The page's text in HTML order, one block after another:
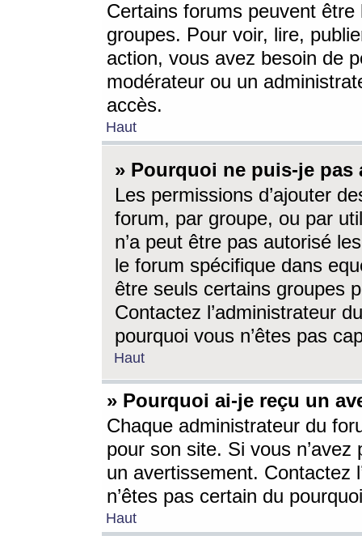
Certains forums peuvent être
groupes. Pour voir, lire,
action, vous avez besoin de
modérateur ou un
accès.
Haut
» Pourquoi ne puis-je
Les permissions d’ajouter
forum, par groupe, ou par
n’a peut être pas autorisé
le forum spécifique dans
être seuls certains groupes
Contactez l’administrateur
pourquoi vous n’êtes pas
Haut
» Pourquoi ai-je reçu un
Chaque administrateur du
pour son site. Si vous
un avertissement. Contactez
n’êtes pas certain du
Haut